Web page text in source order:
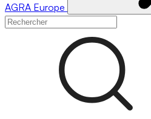
AGRA Europe